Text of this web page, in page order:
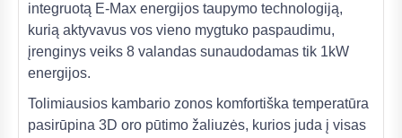
integruotą E-Max energijos taupymo technologiją,
kurią aktyvavus vos vieno mygtuko paspaudimu,
įrenginys veiks 8 valandas sunaudodamas tik 1kW
energijos.
Tolimiausios kambario zonos komfortiška temperatūra
pasirūpina 3D oro pūtimo žaliuzės, kurios juda į visas